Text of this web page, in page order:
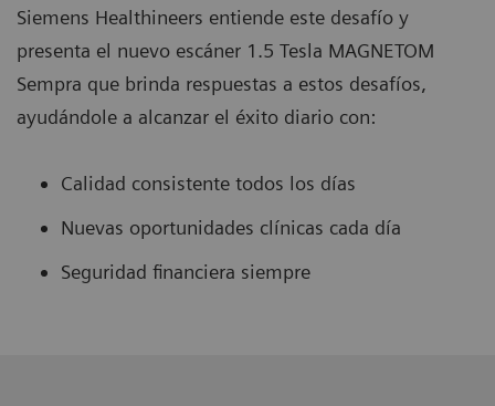
Siemens Healthineers entiende este desafío y
presenta el nuevo escáner 1.5 Tesla MAGNETOM
Sempra que brinda respuestas a estos desafíos,
ayudándole a alcanzar el éxito diario con:
Calidad consistente todos los días
Nuevas oportunidades clínicas cada día
Seguridad financiera siempre